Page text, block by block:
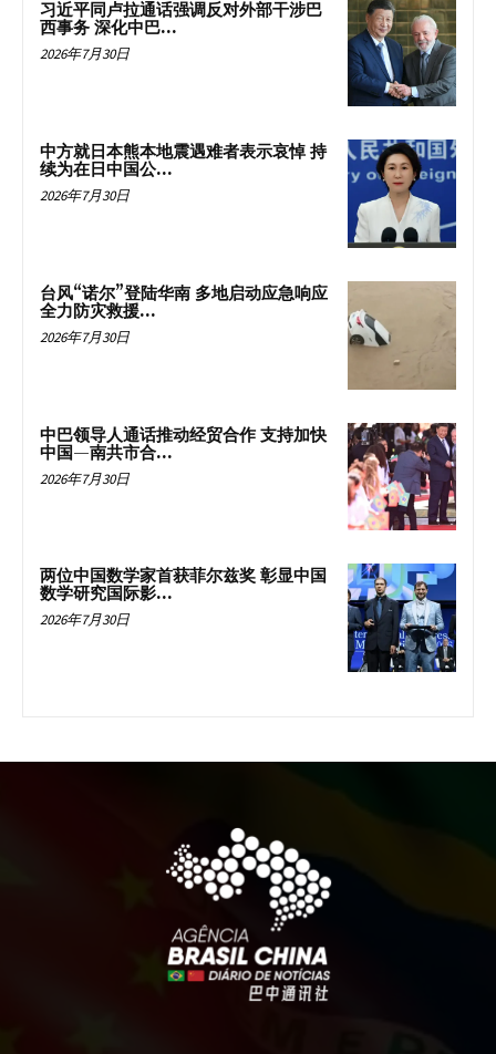
习近平同卢拉通话强调反对外部干涉巴
西事务 深化中巴...
2026年7月30日
中方就日本熊本地震遇难者表示哀悼 持
续为在日中国公...
2026年7月30日
台风“诺尔”登陆华南 多地启动应急响应
全力防灾救援...
2026年7月30日
中巴领导人通话推动经贸合作 支持加快
中国—南共市合...
2026年7月30日
两位中国数学家首获菲尔兹奖 彰显中国
数学研究国际影...
2026年7月30日